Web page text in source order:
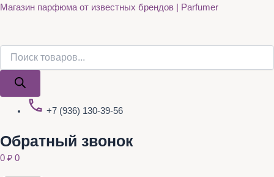
Перейти
Магазин парфюма от известных брендов | Parfumer
Поиск
+7 (936) 130-39-56
Обратный звонок
0 ₽ 0
Поиск
Quantity